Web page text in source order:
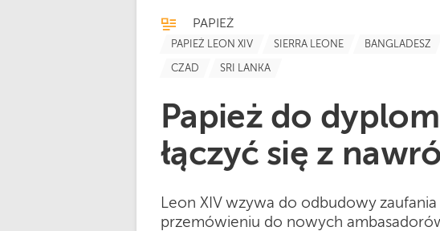
PAPIEŻ
PAPIEŻ LEON XIV SIERRA LEONE BANGLADESZ
CZAD SRI LANKA
Papież do
łączyć się z
Leon XIV wzywa do odbudowy
przemówieniu do nowych